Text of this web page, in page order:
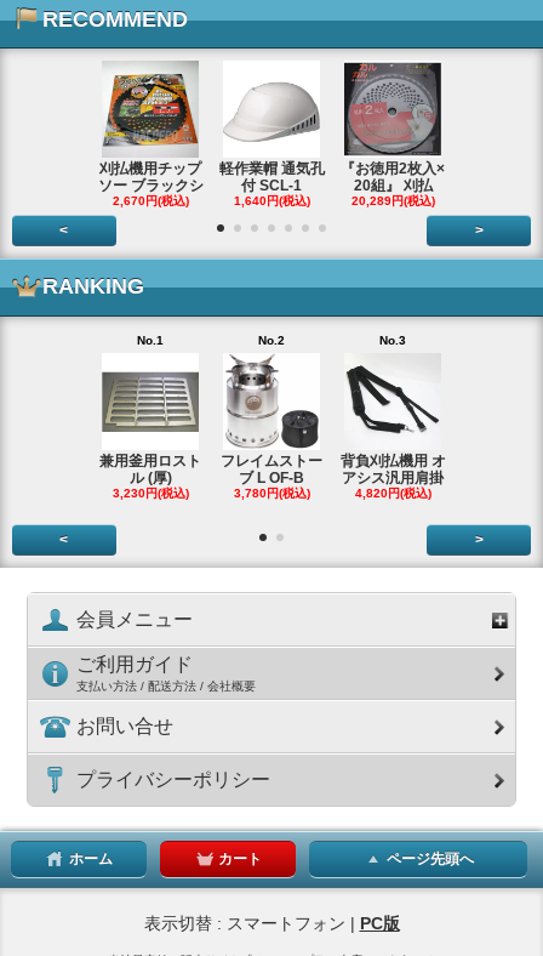
RECOMMEND
刈払機用チップ
ソー ブラックシ
2,670円(税込)
軽作業帽 通気孔
付 SCL-1
1,640円(税込)
『お徳用2枚入×
20組』 刈払
20,289円(税込)
< >
RANKING
No.1
兼用釜用ロスト
ル (厚)
3,230円(税込)
No.2
フレイムストー
ブ L OF-B
3,780円(税込)
No.3
背負刈払機用 オ
アシス汎用肩掛
4,820円(税込)
< >
会員メニュー
ご利用ガイド
支払い方法 / 配送方法 / 会社概要
お問い合せ
プライバシーポリシー
ホーム カート ページ先頭へ
表示切替 : スマートフォン | PC版